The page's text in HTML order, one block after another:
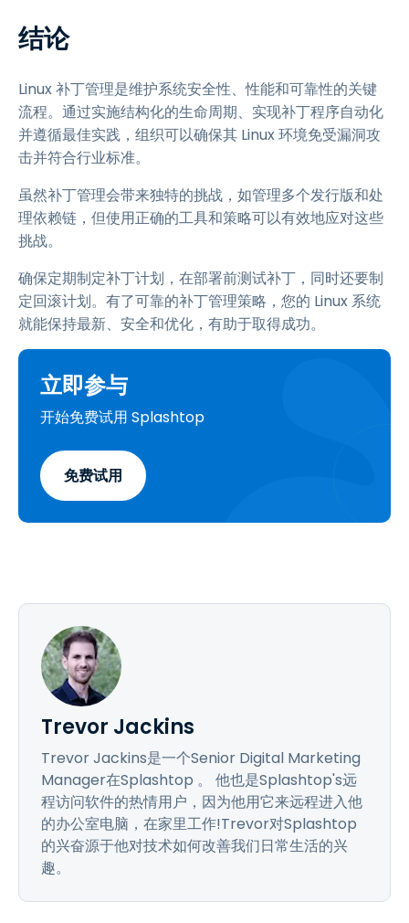
结论
Linux 补丁管理是维护系统安全性、性能和可靠性的关键
流程。通过实施结构化的生命周期、实现补丁程序自动化
并遵循最佳实践，组织可以确保其 Linux 环境免受漏洞攻
击并符合行业标准。
虽然补丁管理会带来独特的挑战，如管理多个发行版和处
理依赖链，但使用正确的工具和策略可以有效地应对这些
挑战。
确保定期制定补丁计划，在部署前测试补丁，同时还要制
定回滚计划。有了可靠的补丁管理策略，您的 Linux 系统
就能保持最新、安全和优化，有助于取得成功。
立即参与
开始免费试用 Splashtop
免费试用
Trevor Jackins
Trevor Jackins是一个Senior Digital Marketing
Manager在Splashtop 。 他也是Splashtop's远
程访问软件的热情用户，因为他用它来远程进入他
的办公室电脑，在家里工作!Trevor对Splashtop
的兴奋源于他对技术如何改善我们日常生活的兴
趣。